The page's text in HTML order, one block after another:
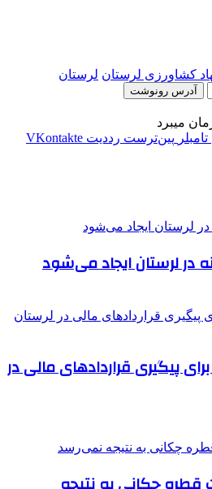
کشاورزی لرستان لرستان
آدرس رونوشت
‫تامبلر ‫پین‌ترست ‫رددیت ‫VKontakte
در لرستان ایجاد می‌شود
پیگیری قراردادهای مالی در